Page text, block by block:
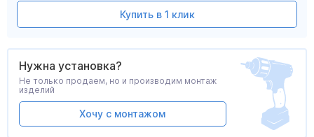
Купить в 1 клик
Нужна установка?
Не только продаем, но и производим монтаж
изделий
Хочу с монтажом